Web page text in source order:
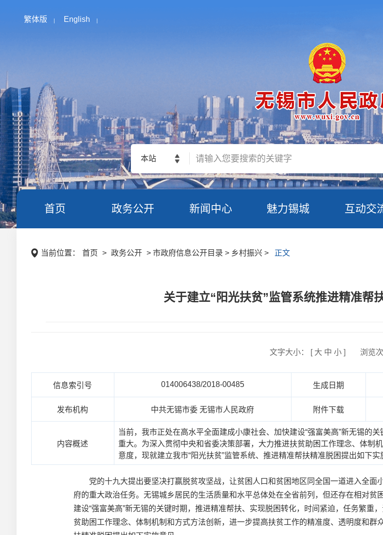
繁体版 English
本站
首页 政务公开 新闻中心 魅力锡城 互动交
当前位置： 首页 > 政务公开 > 市政府信息公开目录 > 乡村振兴 > 正文
关于建立“阳光扶贫”监管系统推进精准帮
文字大小： [ 大 中 小] 浏览次
信息索引号 014006438/2018-00485 生成日期
发布机构 中共无锡市委 无锡市人民政府 附件下载
内容概述
当前，我市正处在高水平全面建成小康社会、加快建设“强富美高”新无锡的
重大。为深入贯彻中央和省委决策部署，大力推进扶贫助困工作理念、体制
意度，现就建立我市“阳光扶贫”监管系统、推进精准帮扶精准脱困提出如下实
党的十九大提出要坚决打赢脱贫攻坚战，让贫困人口和贫困地区同全国一道进入全面
府的重大政治任务。无锡城乡居民的生活质量和水平总体处在全省前列，但还存在相对
建设“强富美高”新无锡的关键时期，推进精准帮扶、实现脱困转化，时间紧迫，任务繁重
贫助困工作理念、体制机制和方式方法创新，进一步提高扶贫工作的精准度、透明度和群